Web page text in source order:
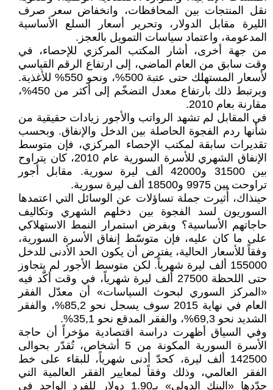
نقل المنتجات بين المحافظات، وانخفاض سعر صرف
الليرة مقابل الدولار، وتحرير أسعار السلع الأساسية
المدعومة، واعتماد سياسات التمويل بالعجز.
من جهة أخرى، أشار المكتب المركزي للإحصاء، في
وقت سابق من العام الماضي، إلى ارتفاع الرقم القياسي
لأسعار المستهلك حتى عتبة 500%، ونحو 550% للأغذية.
ويرتبط ذلك بارتفاع معدل التضخّم إلى أكثر من 450%،
مقارنة بعام 2010.
في المقابل لم تشهد الرواتب والأجور زيادات حقيقية من
شأنها ردم الفجوة الحاصلة بين الدخل والإنفاق. وبحسب
تقديرات سابقة لمكتب الإحصاء المركزي، فإن متوسط
الإنفاق الشهري للأسرة السورية عام 2010، كان يتراوح
بين 31500 و42000 ألف ليرة سورية. مقابل أجور
تراوحت بين 9975 و18500 ألف ليرة سورية.
حينذاك، أُثيرت جملة تساؤلات عن الوسائل التي اعتمدها
السوريون لسد الفجوة بين دخلهم الشهري وتكاليف
حاجاتهم الأساسية؟ وبفرض استمرار النمط الاستهلاكي
على ما كان عليه، فإن متوسّط إنفاق الأسرة السورية،
وفقاً للأسعار الحالية، يفترض أن يكون الحد الأدنى للدخل
155000 ألف ليرة شهرياً. لكن متوسط الأجور لم يتجاوز
حتى اللحظة 27500 ألف ليرة شهرياً، في وقت أكّد فيه
«المركز السوري لبحوث السياسات» أن معدّل الفقر
العام في نهاية 2015 سوف يسجل نحو 85,2%، والفقر
الشديد نحو 69,3%، والفقر المدقع نحو 35,1%.
وفي السياق أظهرت دراسة اقتصادية مؤخراً أن حاجة
الأسرة السورية المكونة من 5 أشخاص، تُقدّر بحوالى
142500 ألف ليرة، كحدّ أدنى شهرياً، للبقاء على خط
الفقر العالمي، وذلك وفقاً لمعايير الفقر العالمية التي
حدّدها «البنك الدولي» بـ1.90 دولار للفرد الواحد في